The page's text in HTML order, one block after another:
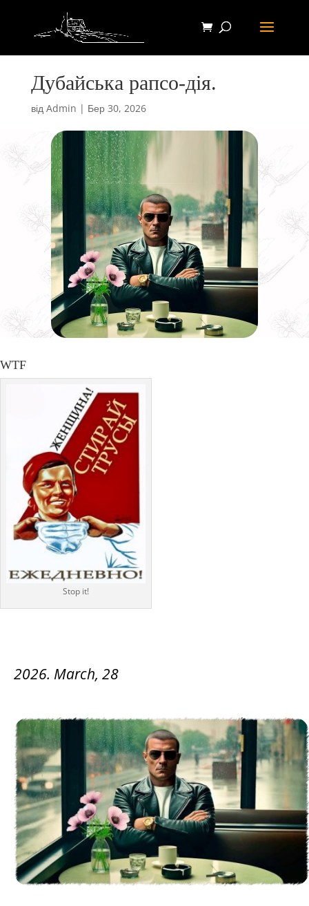
Дубайська рапсо-дія.
від Admin | Бер 30, 2026
WTF
Stop it!
2026. March, 28